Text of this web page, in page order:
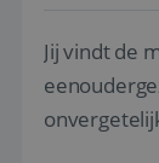
Jij vindt de